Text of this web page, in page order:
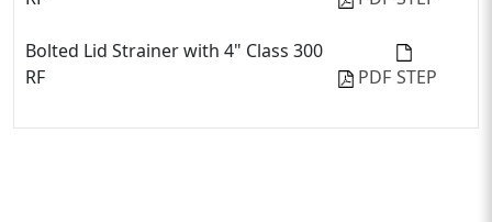
Bolted Lid Strainer with 4" Class 300
RF
PDF STEP